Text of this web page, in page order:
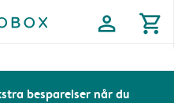
profile shopping_cart
besparelser når du